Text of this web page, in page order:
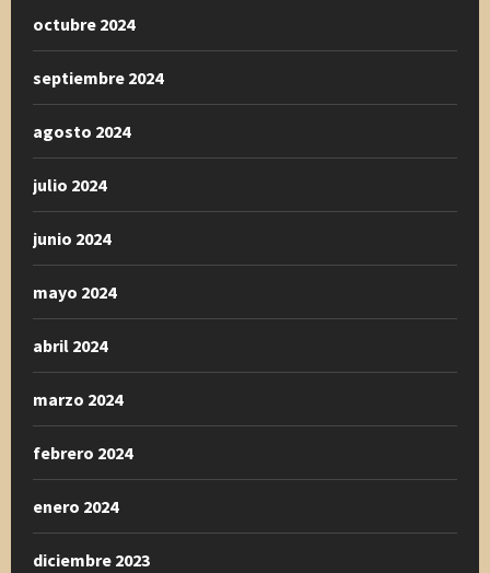
octubre 2024
septiembre 2024
agosto 2024
julio 2024
junio 2024
mayo 2024
abril 2024
marzo 2024
febrero 2024
enero 2024
diciembre 2023